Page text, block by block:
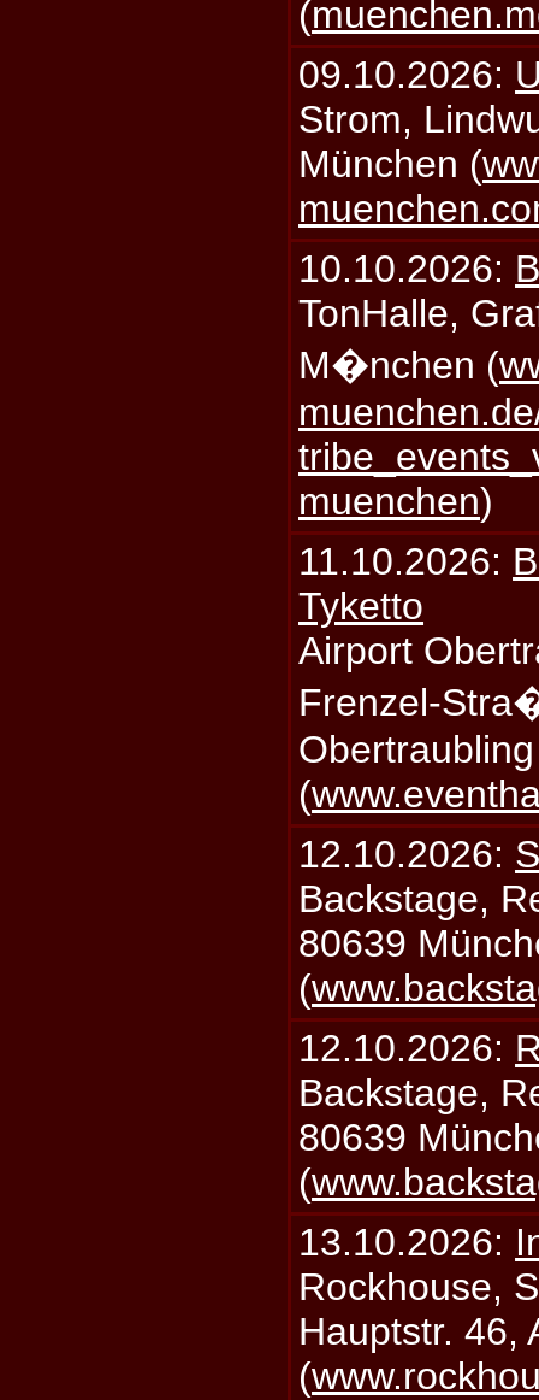
(
09.10.2026:
Strom,
München (
10.10.2026:
TonHalle,
M�nchen (
muenchen)
11.10.2026:
Tyketto
Airport
Frenzel-
(
12.10.2026:
Backstage,
80639
(
12.10.2026:
Backstage,
80639
(
13.10.2026:
Rockhouse,
Hauptstr. 46,
(